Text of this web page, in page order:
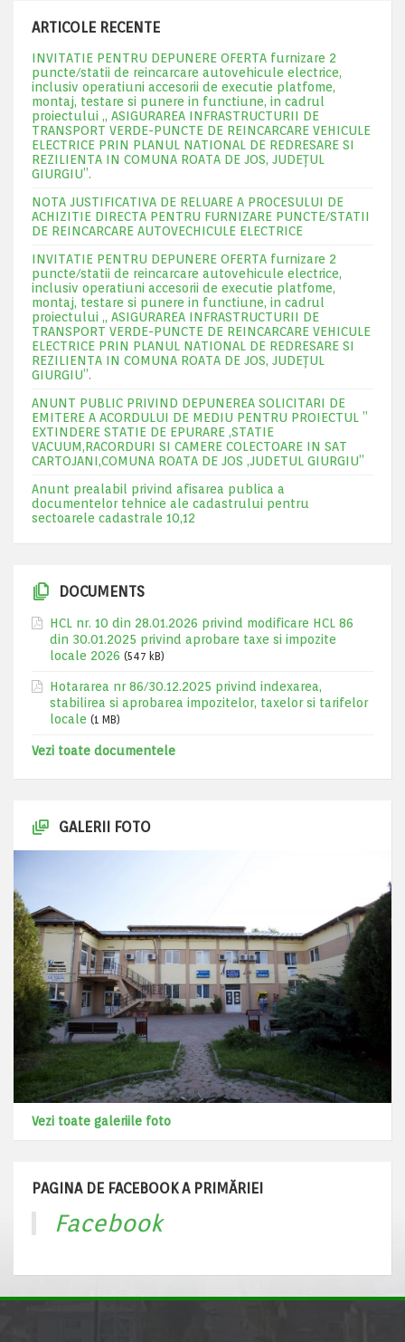
ARTICOLE RECENTE
INVITATIE PENTRU DEPUNERE OFERTA furnizare 2
puncte/statii de reincarcare autovehicule electrice,
inclusiv operatiuni accesorii de executie platfome,
montaj, testare si punere in functiune, in cadrul
proiectului „ ASIGURAREA INFRASTRUCTURII DE
TRANSPORT VERDE-PUNCTE DE REINCARCARE VEHICULE
ELECTRICE PRIN PLANUL NATIONAL DE REDRESARE SI
REZILIENTA IN COMUNA ROATA DE JOS, JUDEŢUL
GIURGIU”.
NOTA JUSTIFICATIVA DE RELUARE A PROCESULUI DE
ACHIZITIE DIRECTA PENTRU FURNIZARE PUNCTE/STATII
DE REINCARCARE AUTOVECHICULE ELECTRICE
INVITATIE PENTRU DEPUNERE OFERTA furnizare 2
puncte/statii de reincarcare autovehicule electrice,
inclusiv operatiuni accesorii de executie platfome,
montaj, testare si punere in functiune, in cadrul
proiectului „ ASIGURAREA INFRASTRUCTURII DE
TRANSPORT VERDE-PUNCTE DE REINCARCARE VEHICULE
ELECTRICE PRIN PLANUL NATIONAL DE REDRESARE SI
REZILIENTA IN COMUNA ROATA DE JOS, JUDEŢUL
GIURGIU”.
ANUNT PUBLIC PRIVIND DEPUNEREA SOLICITARI DE
EMITERE A ACORDULUI DE MEDIU PENTRU PROIECTUL ”
EXTINDERE STATIE DE EPURARE ,STATIE
VACUUM,RACORDURI SI CAMERE COLECTOARE IN SAT
CARTOJANI,COMUNA ROATA DE JOS ,JUDETUL GIURGIU”
Anunt prealabil privind afisarea publica a
documentelor tehnice ale cadastrului pentru
sectoarele cadastrale 10,12
DOCUMENTS
HCL nr. 10 din 28.01.2026 privind modificare HCL 86
din 30.01.2025 privind aprobare taxe si impozite
locale 2026 (547 kB)
Hotararea nr 86/30.12.2025 privind indexarea,
stabilirea si aprobarea impozitelor, taxelor si tarifelor
locale (1 MB)
Vezi toate documentele
GALERII FOTO
Vezi toate galeriile foto
PAGINA DE FACEBOOK A PRIMĂRIEI
Facebook